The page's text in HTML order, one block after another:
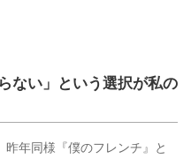
ない」という選択が私の
年同様『僕のフレンチ』と